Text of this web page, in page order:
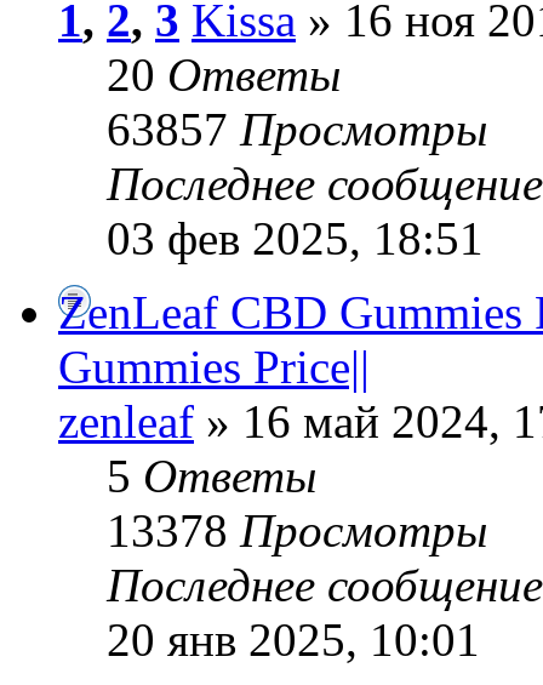
1, 2, 3 Kissa » 16 ноя
20 Ответы
63857 Просмотры
Последнее
03 фев 2025, 18:51
ZenLeaf CBD Gummies
Gummies Price||
zenleaf » 16 май 2024,
5 Ответы
13378 Просмотры
Последнее
20 янв 2025, 10:01